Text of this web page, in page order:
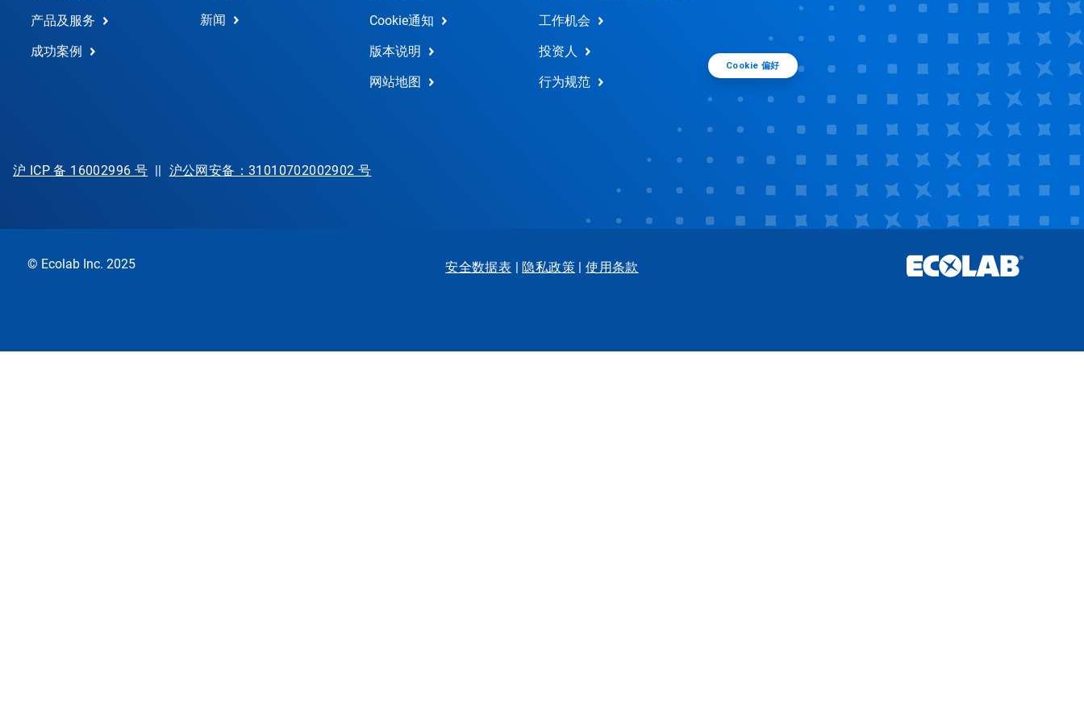
产品及服务
成功案例
新闻
Cookie通知
版本说明
网站地图
工作机会
投资人
行为规范
Cookie 偏好
沪 ICP 备 16002996 号 || 沪公网安备：31010702002902 号
© Ecolab Inc. 2025 安全数据表 | 隐私政策|使用条款